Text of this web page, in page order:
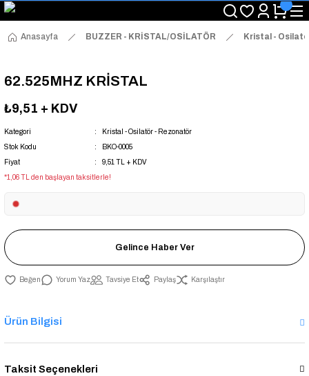
"Saat 14:00'a Kadar Verilen Siparişlerde Aynı Gün Kargo Avantajı!
"Binlerce Ürün Çeşitliliği ile Stoktan Hemen Teslim."
"Toptan Fiyatına Perakende Satış Avantajını Kaçırmayın!"
Anasayfa BUZZER - KRİSTAL/OSİLATÖR Kristal -
62.525MHZ KRİSTAL
₺9,51 + KDV
Kategori
Kristal - Osilatör - Rezonatör
Stok Kodu
BKO-0005
Fiyat
9,51 TL + KDV
*1,06 TL den başlayan taksitlerle!
Gelince Haber Ver
Yorum Yaz Tavsiye Et Paylaş Karşılaştır
Ürün Bilgisi
Taksit Seçenekleri